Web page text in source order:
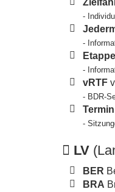
-
-
-
vRTF
- BDR-
-
LV
BER
BRA